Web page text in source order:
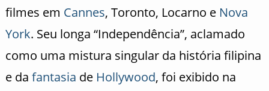
filmes em Cannes, Toronto, Locarno e Nova
York. Seu longa “Independência”, aclamado
como uma mistura singular da história filipina
e da fantasia de Hollywood, foi exibido na